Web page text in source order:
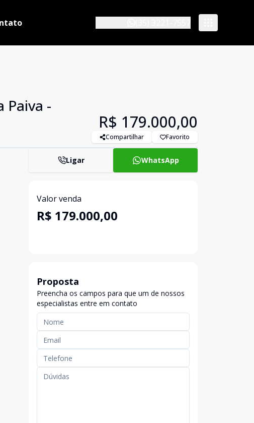
Paiva -
R$ 179.000,00
Compartilhar Favorito
Ligar WhatsApp
Valor venda
R$ 179.000,00
Proposta
Preencha os campos para que um de nossos
especialistas entre em contato